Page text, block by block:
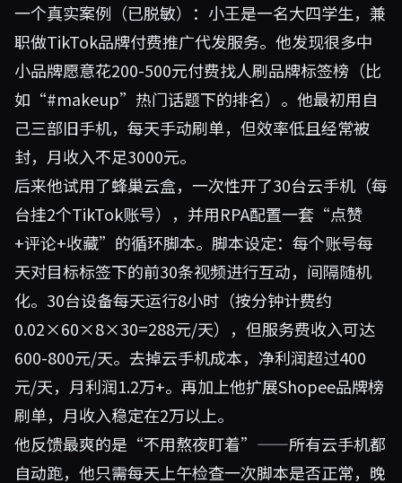
一个真实案例（已脱敏）：小王是一名大四学生，兼
职做TikTok品牌付费推广代发服务。他发现很多中
小品牌愿意花200-500元付费找人刷品牌标签榜（比
如“#makeup”热门话题下的排名）。他最初用自
己三部旧手机，每天手动刷单，但效率低且经常被
封，月收入不足3000元。
后来他试用了蜂巢云盒，一次性开了30台云手机（每
台挂2个TikTok账号），并用RPA配置一套“点赞
+评论+收藏”的循环脚本。脚本设定：每个账号每
天对目标标签下的前30条视频进行互动，间隔随机
化。30台设备每天运行8小时（按分钟计费约
0.02×60×8×30=288元/天），但服务费收入可达
600-800元/天。去掉云手机成本，净利润超过400
元/天，月利润1.2万+。再加上他扩展Shopee品牌榜
刷单，月收入稳定在2万以上。
他反馈最爽的是“不用熬夜盯着”——所有云手机都
自动跑，他只需每天上午检查一次脚本是否正常，晚